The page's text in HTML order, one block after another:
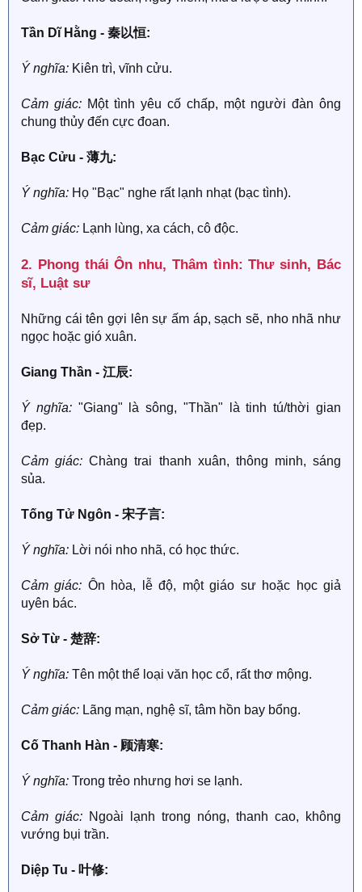
Tần Dĩ Hằng - 秦以恒:
Ý nghĩa: Kiên trì, vĩnh cửu.
Cảm giác: Một tình yêu cố chấp, một người đàn ông
chung thủy đến cực đoan.
Bạc Cửu - 薄九:
Ý nghĩa: Họ "Bạc" nghe rất lạnh nhạt (bạc tình).
Cảm giác: Lạnh lùng, xa cách, cô độc.
2. Phong thái Ôn nhu, Thâm tình: Thư sinh, Bác
sĩ, Luật sư​
Những cái tên gợi lên sự ấm áp, sạch sẽ, nho nhã như
ngọc hoặc gió xuân.
Giang Thần - 江辰:
Ý nghĩa:"Giang" là sông, "Thần" là tinh tú/thời gian
đẹp.
Cảm giác: Chàng trai thanh xuân, thông minh, sáng
sủa.
Tống Tử Ngôn - 宋子言:
Ý nghĩa: Lời nói nho nhã, có học thức.
Cảm giác: Ôn hòa, lễ độ, một giáo sư hoặc học giả
uyên bác.
Sở Từ - 楚辞:
Ý nghĩa: Tên một thể loại văn học cổ, rất thơ mộng.
Cảm giác: Lãng mạn, nghệ sĩ, tâm hồn bay bổng.
Cố Thanh Hàn - 顾清寒:
Ý nghĩa: Trong trẻo nhưng hơi se lạnh.
Cảm giác: Ngoài lạnh trong nóng, thanh cao, không
vướng bụi trần.
Diệp Tu - 叶修: